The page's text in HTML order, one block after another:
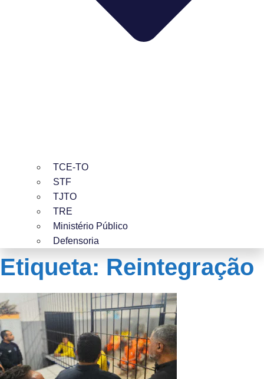
TCE-TO
STF
TJTO
TRE
Ministério Público
Defensoria
Etiqueta: Reintegração